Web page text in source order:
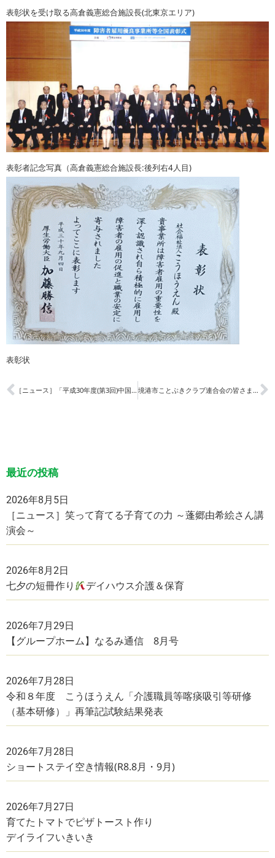
表彰状を受け取る高倉義憲総合施設長(北東京エリア)
表彰者記念写真（高倉義憲総合施設長:後列右4人目)
表彰状
［ニュース］「平成30年度(第3回)中国地区介護老人保健施設大会in鳥取」 発表 境港市ことぶきクラブ連合会の皆さまが来苑されました
最近の投稿
2026年8月5日
［ニュース］笑って育てる子育ての力 ～蓬郷由希絵さん講
演会～
2026年8月2日
七夕の短冊作り デイハウス介護＆保育
2026年7月29日
【グループホーム】なるみ通信 8月号
2026年7月28日
令和８年度 こうほうえん「介護職員等喀痰吸引等研修
（基本研修）」再筆記試験結果発表
2026年7月28日
ショートステイ空き情報(R8.8月・9月)
2026年7月27日
育てたトマトでピザトースト作り
デイライフいきいき